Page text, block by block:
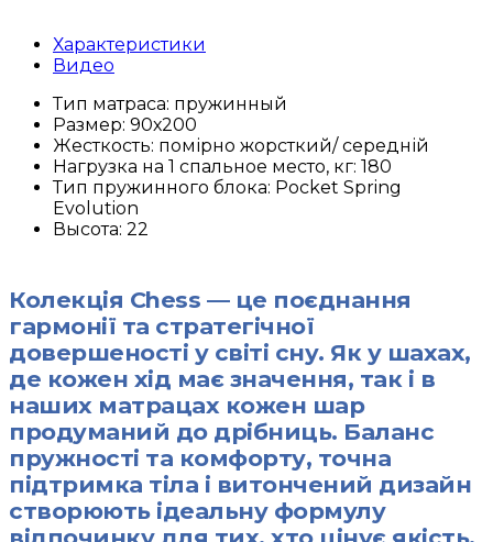
Характеристики
Видео
Тип матраса: пружинный
Размер: 90х200
Жесткость: помірно жорсткий/ середній
Нагрузка на 1 спальное место, кг: 180
Тип пружинного блока: Pocket Spring
Evolution
Высота: 22
Колекція Chess — це поєднання
гармонії та стратегічної
довершеності у світі сну. Як у шахах,
де кожен хід має значення, так і в
наших матрацах кожен шар
продуманий до дрібниць. Баланс
пружності та комфорту, точна
підтримка тіла і витончений дизайн
створюють ідеальну формулу